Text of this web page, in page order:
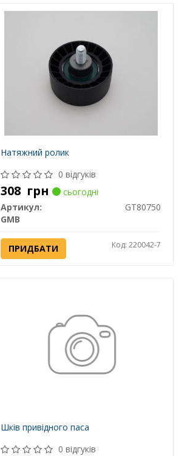
Натяжний ролик
0 відгуків
308 грн
сьогодні
Артикул:
GT80750
GMB
ПРИДБАТИ Код: 220042-7
Шків привідного паса
0 відгуків